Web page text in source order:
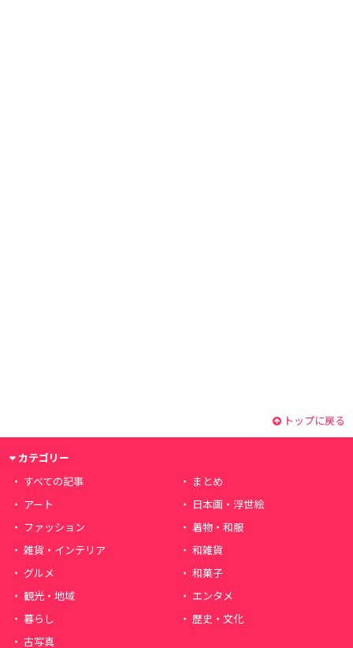
トップに戻る
カテゴリー
すべての記事
まとめ
アート
日本画・浮世絵
ファッション
着物・和服
雑貨・インテリア
和雑貨
グルメ
和菓子
観光・地域
エンタメ
暮らし
歴史・文化
古写真